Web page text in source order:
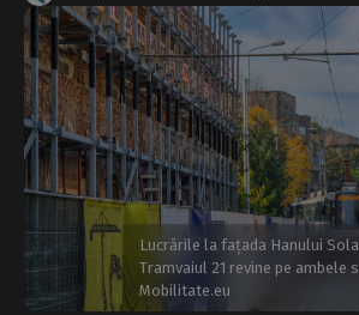
Lucrările la fațada Hanului
Tramvaiul 21 revine pe ambele
Mobilitate.eu